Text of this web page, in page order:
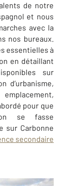
de notre
et nous
avec la
nos bureaux.
essentielles à
en détaillant
sur
d’urbanisme,
pour que
se fasse
sur Carbonne
secondaire